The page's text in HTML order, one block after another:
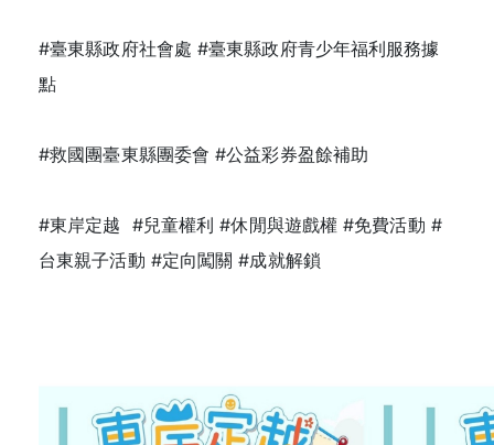
#臺東縣政府社會處 #臺東縣政府青少年福利服務據
點
#救國團臺東縣團委會 #公益彩券盈餘補助
#東岸定越 #兒童權利 #休閒與遊戲權 #免費活動 #
台東親子活動 #定向闖關 #成就解鎖